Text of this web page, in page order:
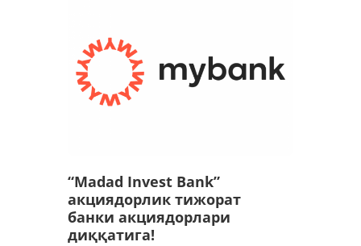
“Madad Invest Bank”
акциядорлик тижорат
банки акциядорлари
диққатига!